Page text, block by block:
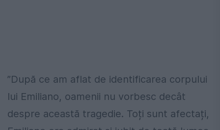
”După ce am aflat de identificarea corpului
lui Emiliano, oamenii nu vorbesc decât
despre această tragedie. Toți sunt afectați,